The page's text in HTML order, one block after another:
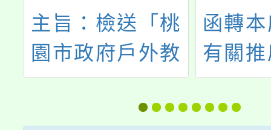
主旨：檢送「桃
園市政府戶外教
育及海洋教育中
心115學年度專
函轉
有關
公路
博物